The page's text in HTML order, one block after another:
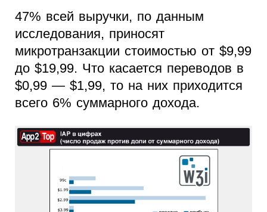
47% всей выручки, по данным
исследования, приносят
микротранзакции стоимостью от $9,99
до $19,99. Что касается переводов в
$0,99 — $1,99, то на них приходится
всего 6% суммарного дохода.